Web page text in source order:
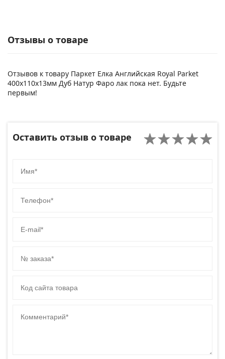
Отзывы о товаре
Отзывов к товару Паркет Елка Английская Royal Parket
400х110х13мм Дуб Натур Фаро лак пока нет. Будьте
первым!
Оставить отзыв о товаре